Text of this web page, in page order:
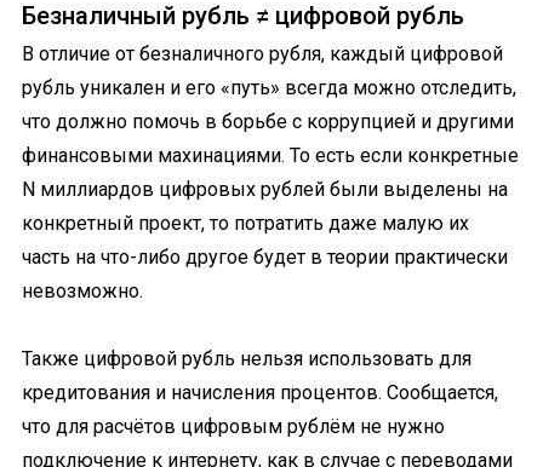
Безналичный рубль ≠ цифровой рубль
В отличие от безналичного рубля, каждый цифровой
рубль уникален и его «путь» всегда можно отследить,
что должно помочь в борьбе с коррупцией и другими
финансовыми махинациями. То есть если конкретные
N миллиардов цифровых рублей были выделены на
конкретный проект, то потратить даже малую их
часть на что-либо другое будет в теории практически
невозможно.
Также цифровой рубль нельзя использовать для
кредитования и начисления процентов. Сообщается,
что для расчётов цифровым рублём не нужно
подключение к интернету, как в случае с переводами